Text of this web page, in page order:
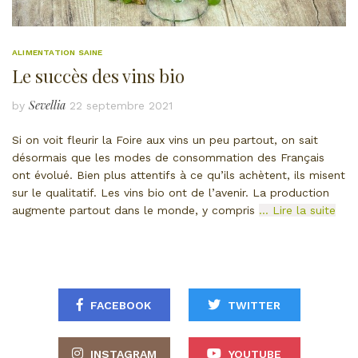
ALIMENTATION SAINE
Le succès des vins bio
by Sevellia 22 septembre 2021
Si on voit fleurir la Foire aux vins un peu partout, on sait
désormais que les modes de consommation des Français
ont évolué. Bien plus attentifs à ce qu’ils achètent, ils misent
sur le qualitatif. Les vins bio ont de l’avenir. La production
augmente partout dans le monde, y compris … Lire la suite
FACEBOOK TWITTER
INSTAGRAM YOUTUBE